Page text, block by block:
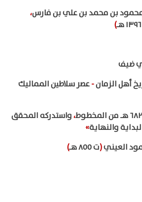
محمود بن محمد بن علي بن فارس،
)
ضيف
أهل الزمان-عصر سلاطين المماليك
،واستدركه المحقق
والنهاية»
العيني(ت ٨٥٥ هـ
)